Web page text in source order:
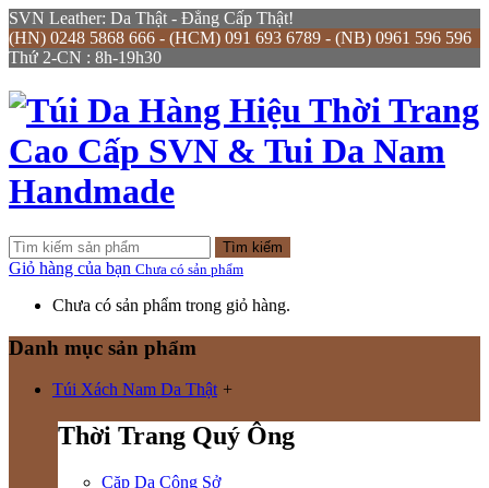
SVN Leather: Da Thật - Đẳng Cấp Thật!
(HN) 0248 5868 666 - (HCM) 091 693 6789 - (NB) 0961 596 596
Thứ 2-CN : 8h-19h30
Tìm kiếm
Giỏ hàng của bạn Chưa có sản phẩm
Chưa có sản phẩm trong giỏ hàng.
Danh mục sản phẩm
Túi Xách Nam Da Thật +
Thời Trang Quý Ông
Cặp Da Công Sở